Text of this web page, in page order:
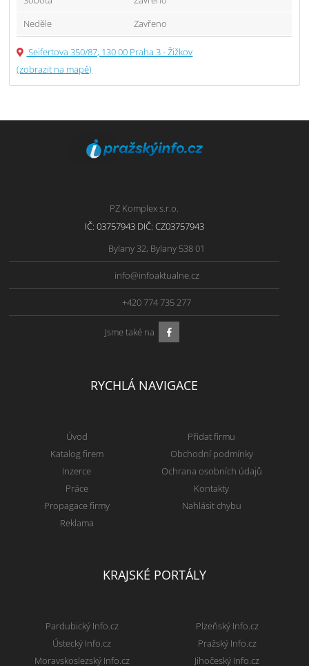
Neděle
Zavřeno
Seifertova 350/87, 130 00 Praha 3 - Žižkov
(zobrazit na mapě)
PZ Komplex s.r.o.
IČ: 03757943 DIČ: CZ03757943
Bylany 32, Bylany 538 01
info@infoaktualne.cz
+420 774 735 277
Jsme také na
RYCHLÁ NAVIGACE
Úvod
Katalog firem
Inzerce
Práce
Propagace firmy
Reklama
Přidat firmu
Obchodní podmínky
Ochrana osobních údajů
Kontakty
Nahlásit chybu
KRAJSKÉ PORTÁLY
Pardubický Info.cz
Ústecký Info.cz
Moravskoslezský Info.cz
Plzeňský Info.cz
Pražský Info.cz
Jihočeský Info.cz